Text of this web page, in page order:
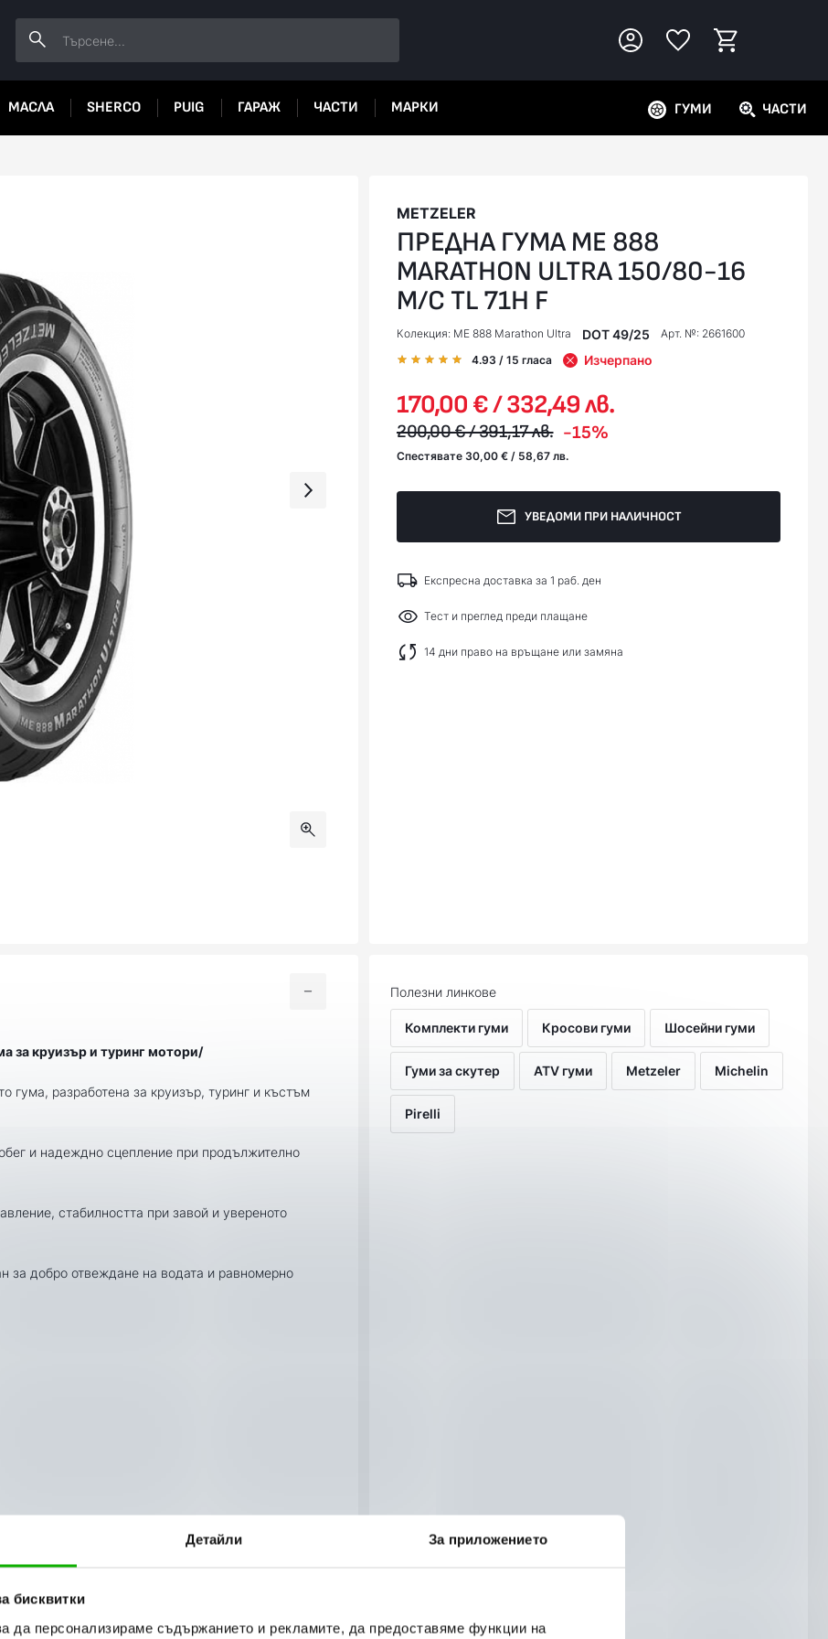
Детайли За приложението
бисквитки
да персонализираме съдържанието и рекламите, да предоставяме функции на
МАСЛА SHERCO PUIG ГАРАЖ ЧАСТИ МАРКИ ГУМИ ЧАСТИ
METZELER
ПРЕДНА ГУМА ME 888
MARATHON ULTRA 150/80-16
M/C TL 71H F
Колекция: ME 888 Marathon Ultra DOT 49/25
Арт. №: 2661600
4.93 / 15 гласа Изчерпано
170,00 € / 332,49 лв.
200,00 € / 391,17 лв. -15%
Спестявате 30,00 € / 58,67 лв.
УВЕДОМИ ПРИ НАЛИЧНОСТ
Експресна доставка за 1 раб. ден
Тест и преглед преди плащане
14 дни право на връщане или замяна
за круизър и туринг мотори/
гума, разработена за круизър, туринг и къстъм
и надеждно сцепление при продължително
стабилността при завой и увереното
за добро отвеждане на водата и равномерно
индекс спрямо изискванията на
Полезни линкове
Комплекти гуми Кросови гуми Шосейни гуми
Гуми за скутер ATV гуми Metzeler Michelin
Pirelli